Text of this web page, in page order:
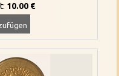
10.00 €